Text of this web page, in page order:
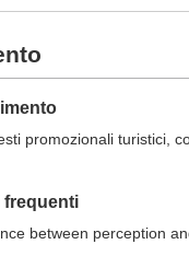
promozionali turistici,
frequenti
between perception